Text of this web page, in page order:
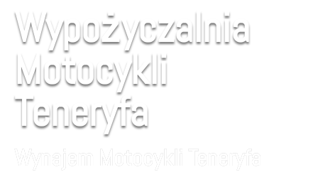
Wypożyczalnia
Motocykli
Teneryfa